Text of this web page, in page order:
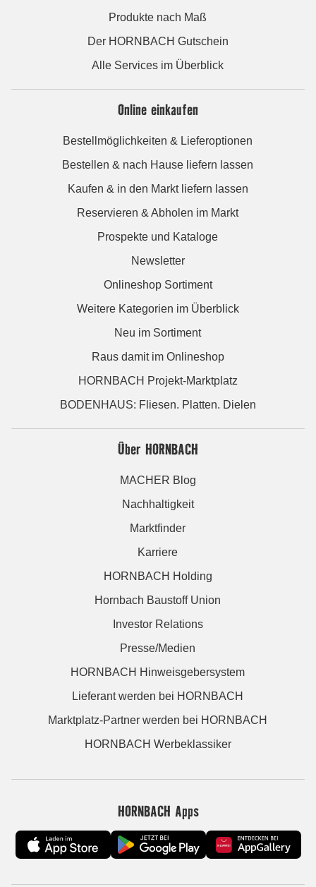
Produkte nach Maß
Der HORNBACH Gutschein
Alle Services im Überblick
Online einkaufen
Bestellmöglichkeiten & Lieferoptionen
Bestellen & nach Hause liefern lassen
Kaufen & in den Markt liefern lassen
Reservieren & Abholen im Markt
Prospekte und Kataloge
Newsletter
Onlineshop Sortiment
Weitere Kategorien im Überblick
Neu im Sortiment
Raus damit im Onlineshop
HORNBACH Projekt-Marktplatz
BODENHAUS: Fliesen. Platten. Dielen
Über HORNBACH
MACHER Blog
Nachhaltigkeit
Marktfinder
Karriere
HORNBACH Holding
Hornbach Baustoff Union
Investor Relations
Presse/Medien
HORNBACH Hinweisgebersystem
Lieferant werden bei HORNBACH
Marktplatz-Partner werden bei HORNBACH
HORNBACH Werbeklassiker
HORNBACH Apps